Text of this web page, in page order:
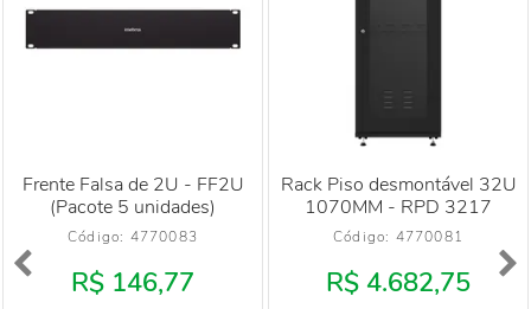
Frente Falsa de 2U - FF2U
(Pacote 5 unidades)
Código: 4770083
R$ 146,77
Rack Piso desmontável 32U
1070MM - RPD 3217
Código: 4770081
R$ 4.682,75